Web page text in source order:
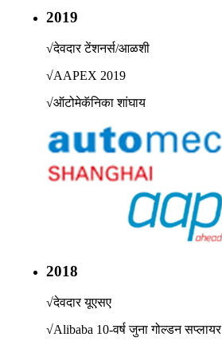
2019
√देवदार टेंशनर्स/आळशी
√AAPEX 2019
√ऑटोमेकॅनिका शांघाय
2018
√देवदार यूएसए
√Alibaba 10-वर्ष जुना गोल्डन सप्लायर